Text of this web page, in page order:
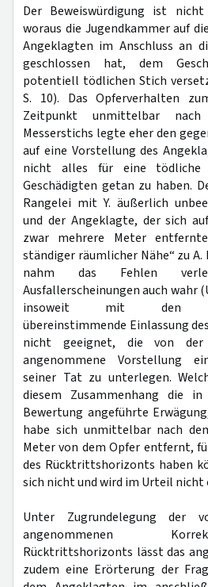
Der Beweiswürdigung ist
woraus die Jugendkammer auf
Angeklagten im Anschluss an
geschlossen hat, dem
potentiell tödlichen Stich
S. 10). Das Opferverhalten
Zeitpunkt unmittelbar nach
Messerstichs legte eher den
auf eine Vorstellung des
nicht alles für eine tödliche
Geschädigten getan zu haben.
Rangelei mit Y. äußerlich
und der Angeklagte, der sich
zwar mehrere Meter
ständiger räumlicher Nähe“ zu A.
nahm das Fehlen
Ausfallerscheinungen auch wahr
insoweit mit den
übereinstimmende Einlassung
nicht geeignet, die von der
angenommene Vorstellung
seiner Tat zu unterlegen.
diesem Zusammenhang die
Bewertung angeführte
habe sich unmittelbar nach
Meter von dem Opfer entfernt,
des Rücktrittshorizonts haben
sich nicht und wird im Urteil
Unter Zugrundelegung der
angenommenen
Rücktrittshorizonts lässt das
zudem eine Erörterung der